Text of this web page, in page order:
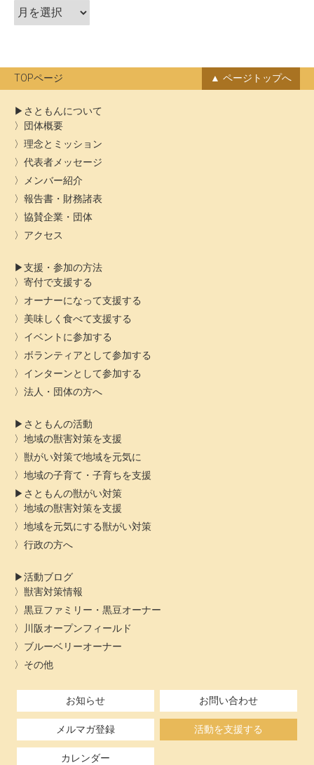
ョ
ア
ー
ブ
TOPページ ページトップへ
さともんについて
団体概要
理念とミッション
代表者メッセージ
メンバー紹介
報告書・財務諸表
協賛企業・団体
アクセス
支援・参加の方法
寄付で支援する
オーナーになって支援する
美味しく食べて支援する
イベントに参加する
ボランティアとして参加する
インターンとして参加する
法人・団体の方へ
さともんの活動
地域の獣害対策を支援
獣がい対策で地域を元気に
地域の子育て・子育ちを支援
さともんの獣がい対策
地域の獣害対策を支援
地域を元気にする獣がい対策
行政の方へ
活動ブログ
獣害対策情報
黒豆ファミリー・黒豆オーナー
川阪オープンフィールド
ブルーベリーオーナー
その他
お知らせ お問い合わせ
メルマガ登録 活動を支援する
カレンダー